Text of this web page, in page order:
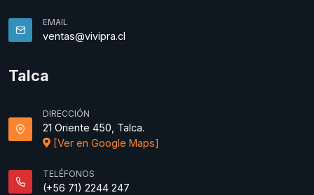
EMAIL
ventas@vivipra.cl
Talca
DIRECCIÓN
21 Oriente 450, Talca.
[Ver en Google Maps]
TELÉFONOS
(+56 71) 2244 247